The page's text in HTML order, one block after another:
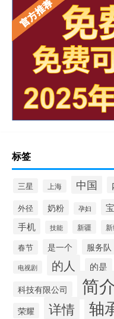
标签
三星 上海 中国
外径 奶粉 孕妇
手机 技能 新疆
春节 是一个 服务队
电视剧 的人 的是
科技有限公司 简
荣耀 详情 轴